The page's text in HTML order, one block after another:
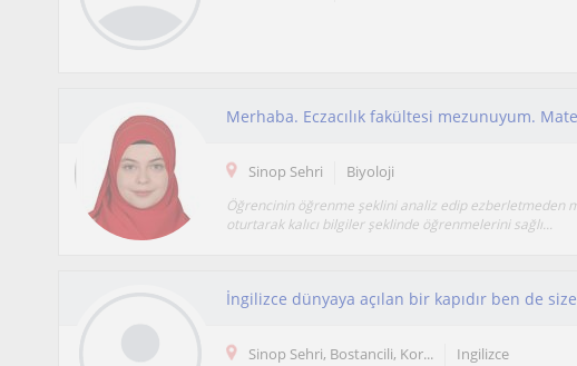
Sinop Sehri Biyoloji
Öğrencinin öğrenme şeklini analiz edip ezberletmeden
oturtarak kalıcı bilgiler şeklinde öğrenmelerini sağlı...
Sinop Sehri, Bostancili, Kor... Ingilizce